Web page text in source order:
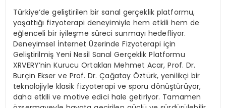
Türkiye’de geliştirilen bir sanal gerçeklik platformu,
yaşattığı fizyoterapi deneyimiyle hem etkili hem de
eğlenceli bir iyileşme süreci sunmayı hedefliyor.
Deneyimsel İnternet Üzerinde Fizyoterapi için
Geliştirilmiş Yeni Nesil Sanal Gerçeklik Platformu
XRVERY’nin Kurucu Ortakları Mehmet Acar, Prof. Dr.
Burçin Ekser ve Prof. Dr. Çağatay Öztürk, yenilikçi bir
teknolojiyle klasik fizyoterapi ve sporu dönüştürüyor,
daha etkili ve motive edici hale getiriyor. Tamamen